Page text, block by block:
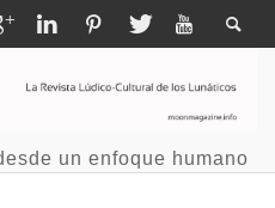
un enfoque humano